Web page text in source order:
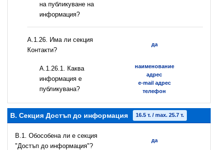
на публикуване на
информация?
А.1.26. Има ли секция
Контакти?
да
А.1.26.1. Каква
информация е
публикувана?
наименование
адрес
e-mail адрес
телефон
B. Секция Достъп до информация 16.5 т. / max. 25.7 т.
В.1. Обособена ли е секция
"Достъп до информация"?
да